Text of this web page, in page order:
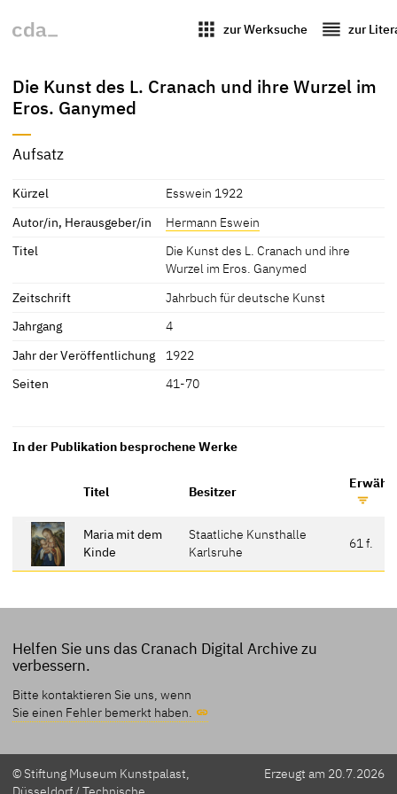
apps zur Werksuche reorder zur
Die Kunst des L. Cranach und ihre Wurzel im
Eros. Ganymed
Aufsatz
Kürzel
Esswein 1922
Autor/in, Herausgeber/in
Hermann Eswein
Titel
Die Kunst des L. Cranach und ihre
Wurzel im Eros. Ganymed
Zeitschrift
Jahrbuch für deutsche Kunst
Jahrgang
4
Jahr der Veröffentlichung
1922
Seiten
41-70
In der Publikation besprochene Werke
Titel Besitzer
Maria mit dem
Kinde
Staatliche Kunsthalle
Karlsruhe
61 f.
Helfen Sie uns das Cranach Digital Archive zu
verbessern.
Bitte kontaktieren Sie uns, wenn
Sie einen Fehler bemerkt haben.
© Stiftung Museum Kunstpalast,
Erzeugt am 20.7.2026